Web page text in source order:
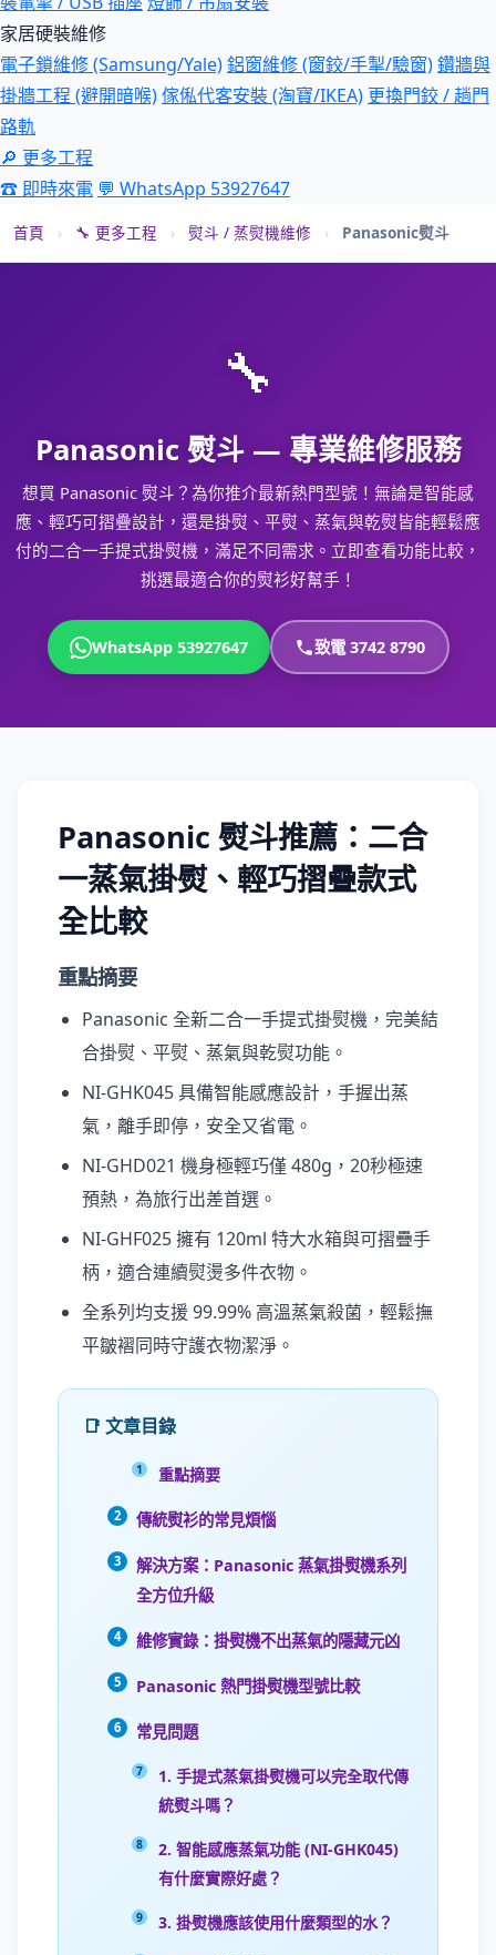
家居硬裝維修
電子鎖維修 (Samsung/Yale)鋁窗維修 (窗鉸/手掣/驗窗)鑽牆與
掛牆工程 (避開暗喉)傢俬代客安裝 (淘寶/IKEA) 更換門鉸 / 趟門
路軌
🔎 更多工程
☎ 即時來電 💬 WhatsApp 53927647
首頁 › 🔧 更多工程 › 熨斗 / 蒸熨機維修 › Panasonic熨斗
🔧
Panasonic 熨斗 — 專業維修服務
想買 Panasonic 熨斗？為你推介最新熱門型號！無論是智能感
應、輕巧可摺疊設計，還是掛熨、平熨、蒸氣與乾熨皆能輕鬆應
付的二合一手提式掛熨機，滿足不同需求。立即查看功能比較，
挑選最適合你的熨衫好幫手！
WhatsApp 53927647 致電 3742 8790
Panasonic 熨斗推薦：二合
一蒸氣掛熨、輕巧摺疊款式
全比較
重點摘要
Panasonic 全新二合一手提式掛熨機，完美結
合掛熨、平熨、蒸氣與乾熨功能。
NI-GHK045 具備智能感應設計，手握出蒸
氣，離手即停，安全又省電。
NI-GHD021 機身極輕巧僅 480g，20秒極速
預熱，為旅行出差首選。
NI-GHF025 擁有 120ml 特大水箱與可摺疊手
柄，適合連續熨燙多件衣物。
全系列均支援 99.99% 高溫蒸氣殺菌，輕鬆撫
平皺褶同時守護衣物潔淨。
📑 文章目錄
重點摘要
傳統熨衫的常見煩惱
解決方案：Panasonic 蒸氣掛熨機系列
全方位升級
維修實錄：掛熨機不出蒸氣的隱藏元凶
Panasonic 熱門掛熨機型號比較
常見問題
1. 手提式蒸氣掛熨機可以完全取代傳
統熨斗嗎？
2. 智能感應蒸氣功能 (NI-GHK045)
有什麼實際好處？
3. 掛熨機應該使用什麼類型的水？